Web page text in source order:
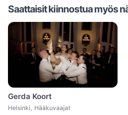
Saattaisit kiinnostua myös
Gerda Koort
Helsinki, Hääkuvaajat